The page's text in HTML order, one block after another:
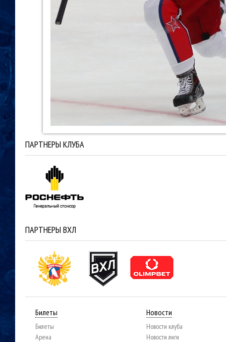
ПАРТНЕРЫ КЛУБА
ПАРТНЕРЫ ВХЛ
Билеты
Билеты
Арена
Новости
Новости клуба
Новости лиги